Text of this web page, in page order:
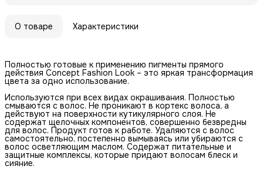
О товаре Характеристики
Полностью готовые к применению пигменты прямого
действия Concept Fashion Look – это яркая трансформация
цвета за одно использование.
Используются при всех видах окрашивания. Полностью
смываются с волос. Не проникают в кортекс волоса, а
действуют на поверхности кутикулярного слоя. Не
содержат щелочных компонентов, совершенно безвредны
для волос. Продукт готов к работе. Удаляются с волос
самостоятельно, постепенно вымываясь или убираются с
волос осветляющим маслом. Содержат питательные и
защитные комплексы, которые придают волосам блеск и
сияние.